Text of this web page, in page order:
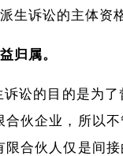
生诉讼的主体资
归属。
讼的目的是为
伙企业，所以
合伙人仅是间